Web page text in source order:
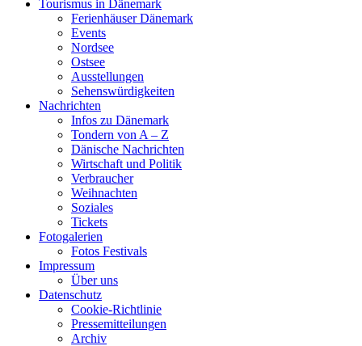
Tourismus in Dänemark
Ferienhäuser Dänemark
Events
Nordsee
Ostsee
Ausstellungen
Sehenswürdigkeiten
Nachrichten
Infos zu Dänemark
Tondern von A – Z
Dänische Nachrichten
Wirtschaft und Politik
Verbraucher
Weihnachten
Soziales
Tickets
Fotogalerien
Fotos Festivals
Impressum
Über uns
Datenschutz
Cookie-Richtlinie
Pressemitteilungen
Archiv